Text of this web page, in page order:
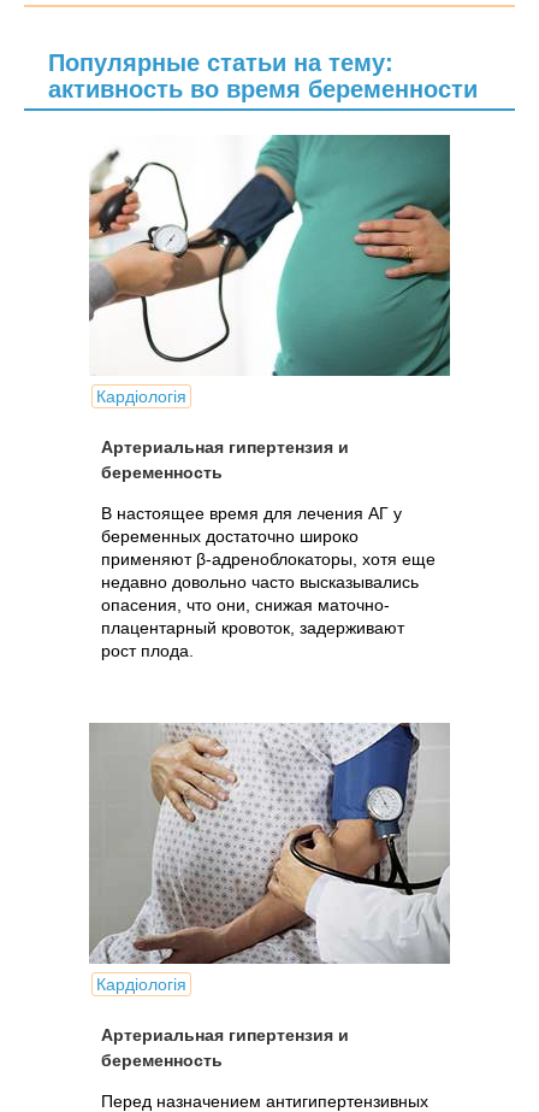
Популярные статьи на тему:
активность во время беременности
Кардіологія
Артериальная гипертензия и
беременность
В настоящее время для лечения АГ у
беременных достаточно широко
применяют β-адреноблокаторы, хотя еще
недавно довольно часто высказывались
опасения, что они, снижая маточно-
плацентарный кровоток, задерживают
рост плода.
Кардіологія
Артериальная гипертензия и
беременность
Перед назначением антигипертензивных